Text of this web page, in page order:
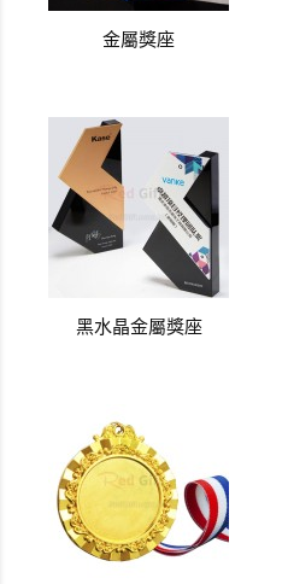
金屬獎座
黑水晶金屬獎座